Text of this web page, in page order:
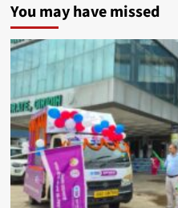
You may have missed